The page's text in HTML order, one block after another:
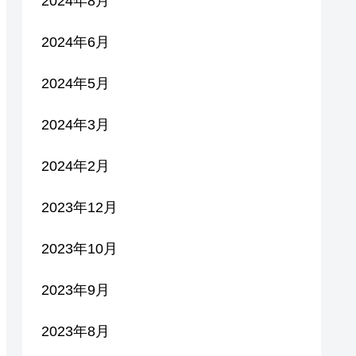
2024年6月
2024年5月
2024年3月
2024年2月
2023年12月
2023年10月
2023年9月
2023年8月